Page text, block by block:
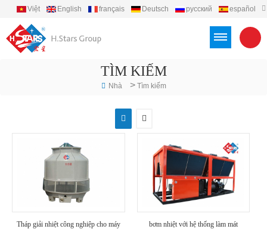
Việt English français Deutsch русский
español
TÌM KIẾM
Nhà > Tìm kiếm
Tháp giải nhiệt công nghiệp cho máy
bơm nhiệt với hệ thống làm mát